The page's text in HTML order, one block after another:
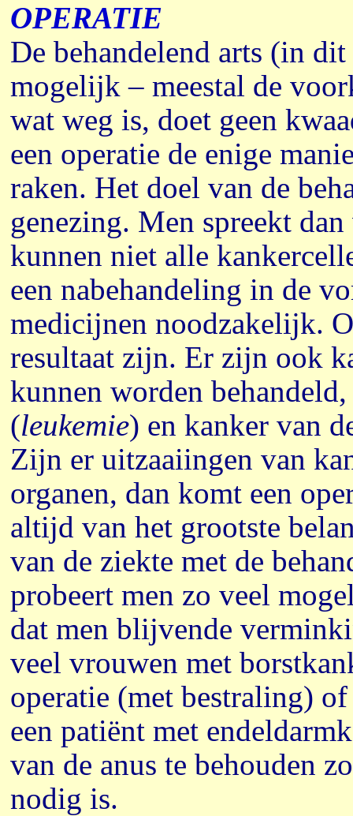
OPERATIE
De behandelend arts (in
mogelijk – meestal de
wat weg is, doet geen
een operatie de enige
raken. Het doel van de
genezing. Men spreekt
kunnen niet alle
een nabehandeling in de
medicijnen noodzakelijk.
resultaat zijn. Er zijn ook
kunnen worden
(leukemie) en kanker van
Zijn er uitzaaiingen van
organen, dan komt een
altijd van het grootste
van de ziekte met de
probeert men zo veel
dat men blijvende
veel vrouwen met
operatie (met bestraling)
een patiënt met
van de anus te behouden
nodig is.